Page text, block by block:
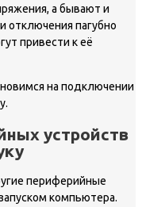
а бывают и
отключения пагубно
привести к её
на подключении
устройств
периферийные
компьютера.